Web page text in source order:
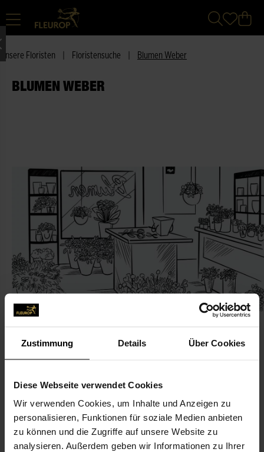
Zustimmung Details Über Cookies
Diese Webseite verwendet Cookies
Wir verwenden Cookies, um Inhalte und Anzeigen zu
personalisieren, Funktionen für soziale Medien anbieten
zu können und die Zugriffe auf unsere Website zu
analysieren. Außerdem geben wir Informationen zu Ihrer
Unsere Floristen Floristensuche Blumen Weber
BLUMEN WEBER
KONTAKT
Blumen Weber
Blumen Weber
Am Hardt 2